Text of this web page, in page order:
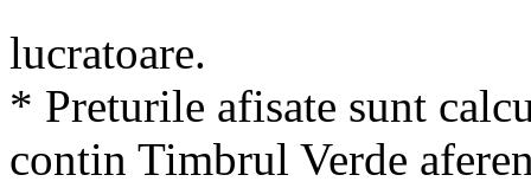
lucratoare.
* Preturile afisate sunt
contin Timbrul Verde